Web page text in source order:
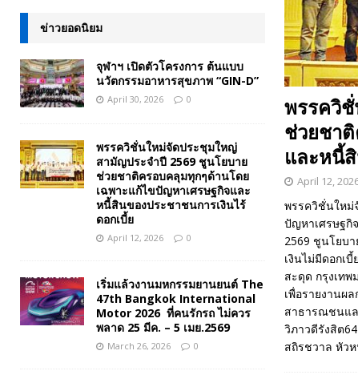
พรรควิ
ช่วยชา
และหนี้
April 12,
พรรควิชั่นใหม่
ปัญหาเศรษฐกิ
2569 ชูนโยบ
เงินไม่มีดอกเ
สะดุด กรุงเท
เพื่อรายงานผ
สาธารณชนแล
วิภาวดีรังสิต
สถิรชวาล หัว
ข่าวยอดนิยม
จุฬาฯ เปิดตัวโครงการ ต้นแบบ
นวัตกรรมอาหารสุขภาพ “GIN-D”
April 30, 2026 0
พรรควิชั่นใหม่จัดประชุมใหญ่
สามัญประจำปี 2569 ชูนโยบาย
ช่วยชาติครอบคลุมทุกๆด้านโดย
เฉพาะแก้ไขปัญหาเศรษฐกิจและ
หนี้สินของประชาชนการเงินไร้
ดอกเบี้ย
April 12, 2026 0
เริ่มแล้วงานมหกรรมยานยนต์ The
47th Bangkok International
Motor 2026 ที่คนรักรถ ไม่ควร
พลาด 25 มีค. – 5 เมย.2569
March 26, 2026 0